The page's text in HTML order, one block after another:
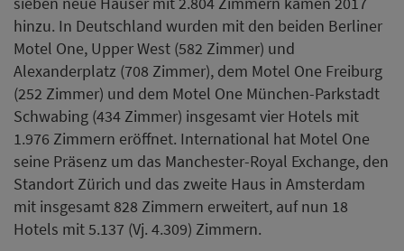
hinzu. In Deutschland wurden mit den beiden Berliner
Motel One, Upper West (582 Zimmer) und
Alexanderplatz (708 Zimmer), dem Motel One Freiburg
(252 Zimmer) und dem Motel One München-Parkstadt
Schwabing (434 Zimmer) insgesamt vier Hotels mit
1.976 Zimmern eröffnet. International hat Motel One
seine Präsenz um das Manchester-Royal Exchange, den
Standort Zürich und das zweite Haus in Amsterdam
mit insgesamt 828 Zimmern erweitert, auf nun 18
Hotels mit 5.137 (Vj. 4.309) Zimmern.